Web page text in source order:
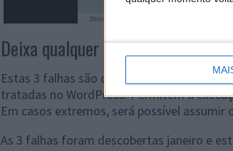
Deixa qualquer site vulnerável
Estas 3 falhas são classificadas como de
tratadas no WordPress. Permitem a
Em casos extremos, será possível
As 3 falhas foram descobertas janeiro e